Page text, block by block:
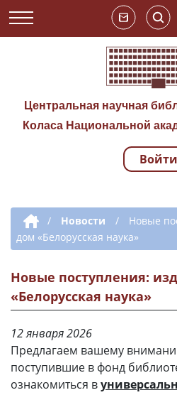
Центральная научная
Коласа Национальной
Войти
Дополнительная
/ Новости /
Новые
дом «Белорусская наука»
Новые поступления:
«Белорусская наука»
12 января 2026
Предлагаем вашему
поступившие в фонд
ознакомиться в